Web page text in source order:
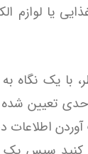
با یک نگاه
حدی تعیین
اطلاعات